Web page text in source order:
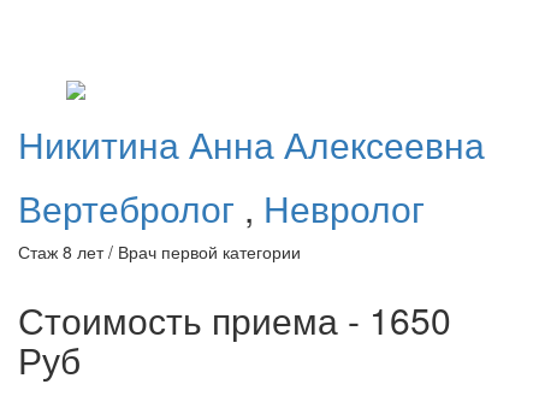
НикитинаАнна Алексеевна
Вертебролог , Невролог
Стаж 8 лет / Врач первой категории
Стоимость приема - 1650
Руб